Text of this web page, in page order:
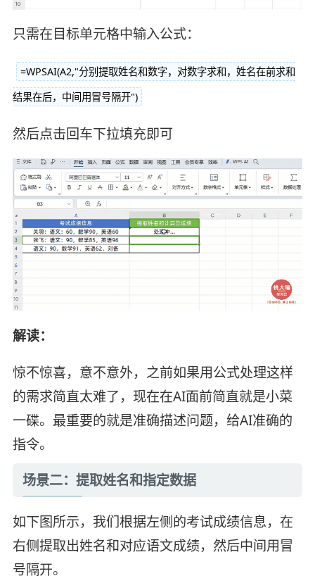
只需在目标单元格中输入公式：
=WPSAI(A2,"分别提取姓名和数字，对数字求和，姓名在前求和
结果在后，中间用冒号隔开")
然后点击回车下拉填充即可
解读：
惊不惊喜，意不意外，之前如果用公式处理这样
的需求简直太难了，现在在AI面前简直就是小菜
一碟。最重要的就是准确描述问题，给AI准确的
指令。
场景二：提取姓名和指定数据
如下图所示，我们根据左侧的考试成绩信息，在
右侧提取出姓名和对应语文成绩，然后中间用冒
号隔开。